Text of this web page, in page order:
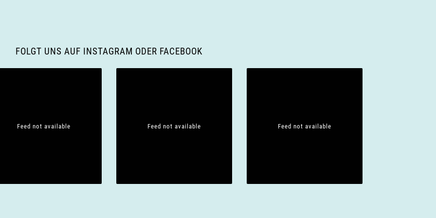
FOLGT UNS AUF INSTAGRAM ODER FACEBOOK
Feed not available Feed not available Feed not available